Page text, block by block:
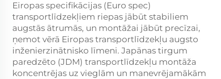
Eiropas specifikācijas (Euro spec)
transportlīdzekļiem riepas jābūt stabiliem
augstās ātrumās, un montāžai jābūt precīzai,
ņemot vērā Eiropas transportlīdzekļu augsto
inženierzinātnisko līmeni. Japānas tirgum
paredzēto (JDM) transportlīdzekļu montāža
koncentrējas uz vieglām un manevrējamākām